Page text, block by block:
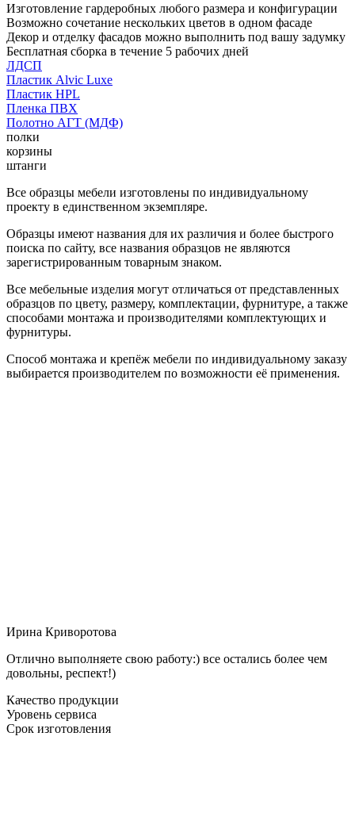
Изготовление гардеробных любого размера и конфигурации
Возможно сочетание нескольких цветов в одном фасаде
Декор и отделку фасадов можно выполнить под вашу задумку
Бесплатная сборка в течение 5 рабочих дней
ЛДСП
Пластик Alvic Luxe
Пластик HPL
Пленка ПВХ
Полотно АГТ (МДФ)
полки
корзины
штанги
Все образцы мебели изготовлены по индивидуальному
проекту в единственном экземпляре.
Образцы имеют названия для их различия и более быстрого
поиска по сайту, все названия образцов не являются
зарегистрированным товарным знаком.
Все мебельные изделия могут отличаться от представленных
образцов по цвету, размеру, комплектации, фурнитуре, а также
способами монтажа и производителями комплектующих и
фурнитуры.
Способ монтажа и крепёж мебели по индивидуальному заказу
выбирается производителем по возможности её применения.
Ирина Криворотова
Отлично выполняете свою работу:) все остались более чем
довольны, респект!)
Качество продукции
Уровень сервиса
Срок изготовления